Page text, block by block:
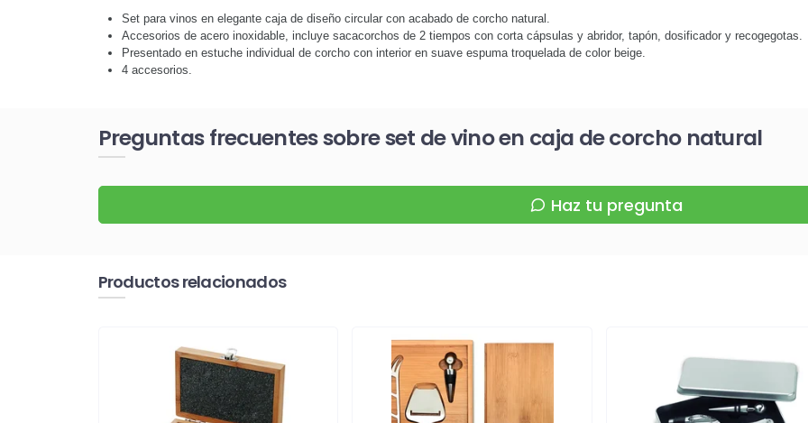
Set para vinos en elegante caja de diseño circular con acabado de corcho natural.
Accesorios de acero inoxidable, incluye sacacorchos de 2 tiempos con corta cápsulas y abridor, tapón, dosificador y recogegotas.
Presentado en estuche individual de corcho con interior en suave espuma troquelada de color beige.
4 accesorios.
Preguntas frecuentes sobre set de vino en caja de corcho natural
Haz tu pregunta
Productos relacionados